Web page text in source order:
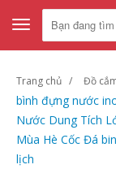
Toggle
navigation
Trang chủ Đồ
bình đựng nước
Nước Dung Tích
Mùa Hè Cốc Đá
lịch